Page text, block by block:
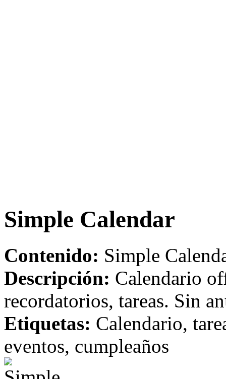
Simple Calendar
Contenido: Simple
Descripción: Calendario
recordatorios, tareas. Sin
Etiquetas: Calendario,
eventos, cumpleaños